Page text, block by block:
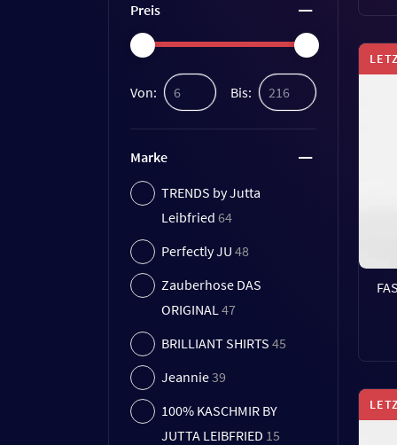
Preis
Von: Bis:
Marke
TRENDS by Jutta
Leibfried 64
Perfectly JU 48
Zauberhose DAS
ORIGINAL47
BRILLIANT SHIRTS 45
Jeannie39
100% KASCHMIR BY
JUTTA LEIBFRIED 15